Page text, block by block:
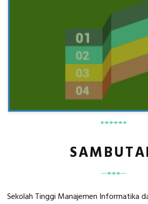
Sekolah Tinggi Manajemen Informatika